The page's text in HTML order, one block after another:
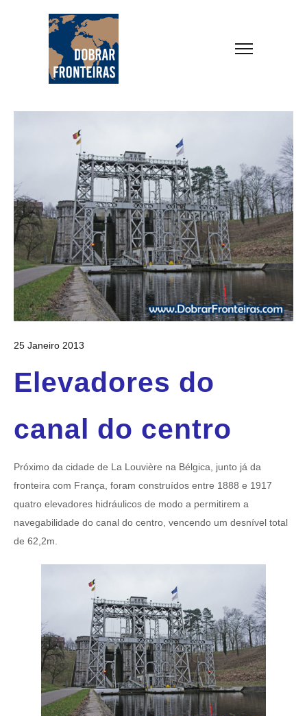
25 Janeiro 2013
Elevadores do
canal do centro
Próximo da cidade de La Louvière na Bélgica, junto já da
fronteira com França, foram construídos entre 1888 e 1917
quatro elevadores hidráulicos de modo a permitirem a
navegabilidade do canal do centro, vencendo um desnível total
de 62,2m.